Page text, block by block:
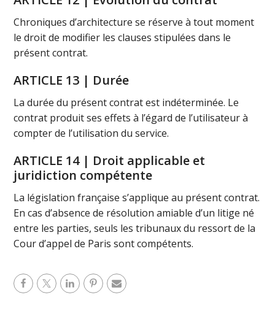
Chroniques d’architecture se réserve à tout moment
le droit de modifier les clauses stipulées dans le
présent contrat.
ARTICLE 13 | Durée
La durée du présent contrat est indéterminée. Le
contrat produit ses effets à l’égard de l’utilisateur à
compter de l’utilisation du service.
ARTICLE 14 | Droit applicable et
juridiction compétente
La législation française s’applique au présent contrat.
En cas d’absence de résolution amiable d’un litige né
entre les parties, seuls les tribunaux du ressort de la
Cour d’appel de Paris sont compétents.